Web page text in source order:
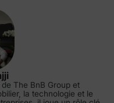
The BnB Group et
la technologie et le